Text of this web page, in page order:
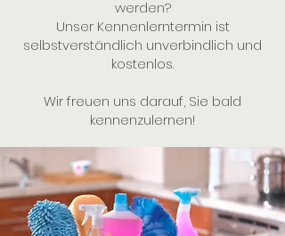
werden?
Unser Kennenlerntermin ist
selbstverständlich unverbindlich und
kostenlos.
Wir freuen uns darauf, Sie bald
kennenzulernen!